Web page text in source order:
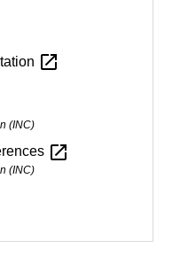
open_in_new
(INC)
open_in_new
(INC)